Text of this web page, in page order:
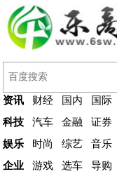
资讯 财经 国内 国际
科技
汽车 金融 证券
娱乐
时尚 综艺 音乐
企业
游戏 选车 导购